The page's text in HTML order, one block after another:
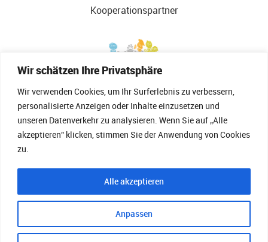
Wir schätzen Ihre Privatsphäre
Wir verwenden Cookies, um Ihr Surferlebnis zu verbessern,
personalisierte Anzeigen oder Inhalte einzusetzen und
unseren Datenverkehr zu analysieren. Wenn Sie auf „Alle
akzeptieren" klicken, stimmen Sie der Anwendung von Cookies
zu.
Anpassen
Alle akzeptieren
Kooperationspartner
Landesverband für Kindertagespflege
Brandenburg (LVKTB)